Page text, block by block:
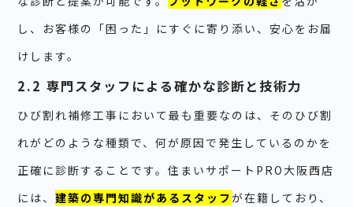
し、お客様の「困った」にすぐに寄り添い、安心をお届
けします。
2.2 専門スタッフによる確かな診断と技術力
ひび割れ補修工事において最も重要なのは、そのひび割
れがどのような種類で、何が原因で発生しているのかを
正確に診断することです。住まいサポートPRO大阪西店
には、建築の専門知識があるスタッフが在籍しており、